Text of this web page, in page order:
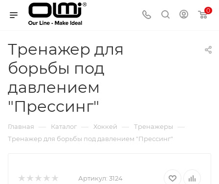
0
Тренажер для
борьбы под
давлением
"Прессинг"
Главная — Каталог — Хоккей — Тренажеры —
Тренажер для борьбы под давлением "Прессинг"
Артикул: 3124